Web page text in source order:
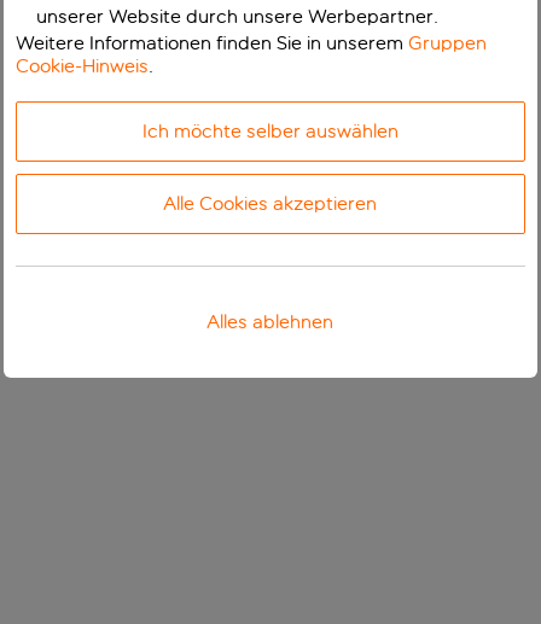
unserer Website durch unsere Werbepartner.
Weitere Informationen finden Sie in unseremGruppen
Cookie-Hinweis.
Ich möchte selber auswählen
Alle Cookies akzeptieren
Alles ablehnen